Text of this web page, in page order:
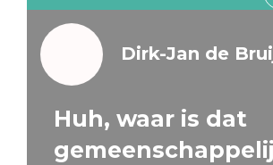
Dirk-Jan de
Huh, waar is dat